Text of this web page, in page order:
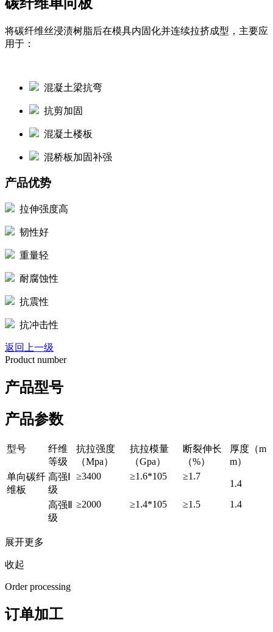
将碳纤维丝浸渍树脂后在模具内固化并连续拉挤成型，主要应
用于：
混凝土梁抗弯
抗剪加固
混凝土楼板
混桥板加固补强
产品优势
拉伸强度高
韧性好
重量轻
耐腐蚀性
抗震性
抗冲击性
返回上一级
Product number
产品型号
产品参数
型号
纤维
等级
抗拉强度
（Mpa）
抗拉模量
（Gpa）
断裂伸长
（%）
厚度（m
m）
单向碳纤
维板
高强Ⅰ
级
≥3400 ≥1.6*105 ≥1.7
1.4
高强Ⅱ
级
≥2000 ≥1.4*105 ≥1.5 1.4
展开更多
收起
Order processing
订单加工